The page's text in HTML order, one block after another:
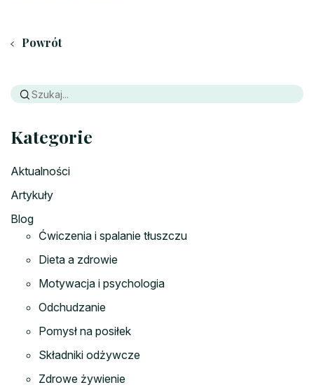
Powrót
Kategorie
Aktualności
Artykuły
Blog
Ćwiczenia i spalanie tłuszczu
Dieta a zdrowie
Motywacja i psychologia
Odchudzanie
Pomysł na posiłek
Składniki odżywcze
Zdrowe żywienie